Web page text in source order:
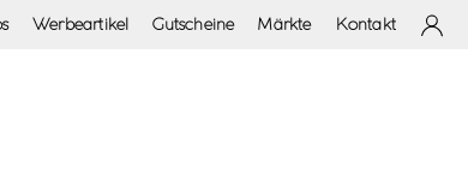
Werbeartikel Gutscheine Märkte Kontakt